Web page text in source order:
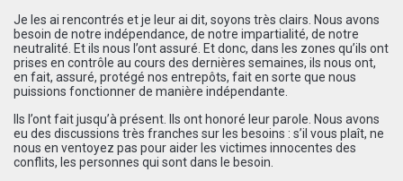
Je les ai rencontrés et je leur ai dit, soyons très clairs. Nous avons
besoin de notre indépendance, de notre impartialité, de notre
neutralité. Et ils nous l’ont assuré. Et donc, dans les zones qu’ils ont
prises en contrôle au cours des dernières semaines, ils nous ont,
en fait, assuré, protégé nos entrepôts, fait en sorte que nous
puissions fonctionner de manière indépendante.
Ils l’ont fait jusqu’à présent. Ils ont honoré leur parole. Nous avons
eu des discussions très franches sur les besoins : s’il vous plaît, ne
nous en ventoyez pas pour aider les victimes innocentes des
conflits, les personnes qui sont dans le besoin.